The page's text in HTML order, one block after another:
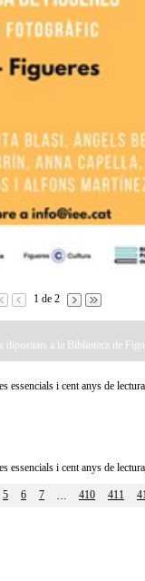
1 de 2
a la Biblioteca de
essencials i cent anys de
i cent anys de
5 6 7 … 410 411